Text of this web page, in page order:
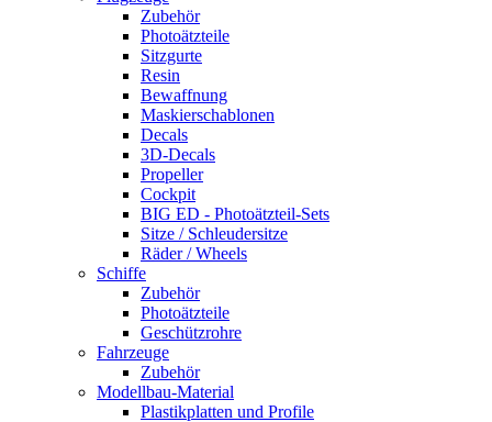
Zubehör
Photoätzteile
Sitzgurte
Resin
Bewaffnung
Maskierschablonen
Decals
3D-Decals
Propeller
Cockpit
BIG ED - Photoätzteil-Sets
Sitze / Schleudersitze
Räder / Wheels
Schiffe
Zubehör
Photoätzteile
Geschützrohre
Fahrzeuge
Zubehör
Modellbau-Material
Plastikplatten und Profile